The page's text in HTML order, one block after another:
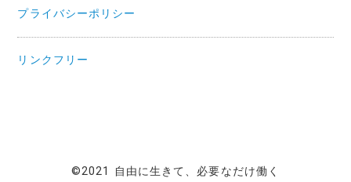
プライバシーポリシー
リンクフリー
©2021 自由に生きて、必要なだけ働く